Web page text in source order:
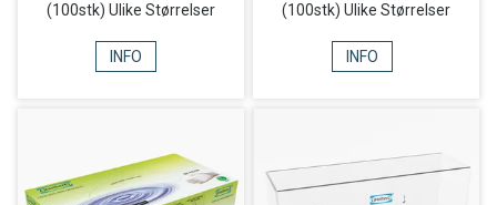
(100stk) Ulike Størrelser
INFO
(100stk) Ulike Størrelser
INFO